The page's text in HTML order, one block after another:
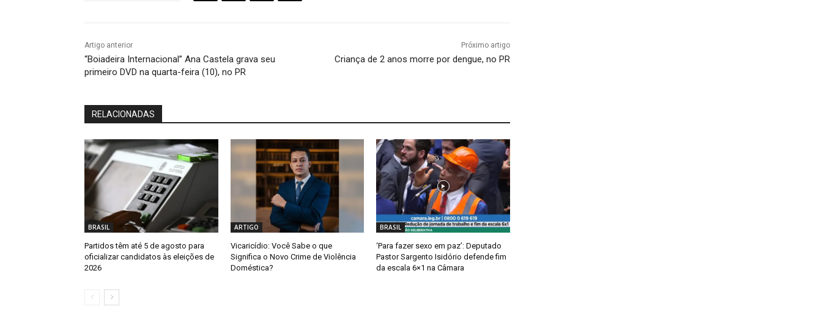
Artigo anterior
“Boiadeira Internacional” Ana Castela grava seu
primeiro DVD na quarta-feira (10), no PR
Próximo artigo
Criança de 2 anos morre por dengue, no PR
RELACIONADAS
BRASIL
Partidos têm até 5 de agosto para
oficializar candidatos às eleições de
2026
ARTIGO
Vicaricídio: Você Sabe o que
Significa o Novo Crime de Violência
Doméstica?
BRASIL
‘Para fazer sexo em paz’: Deputado
Pastor Sargento Isidório defende fim
da escala 6×1 na Câmara